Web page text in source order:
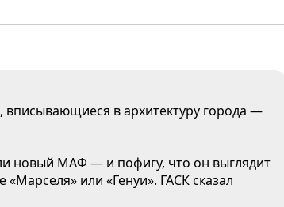
вписывающиеся в архитектуру города —
новый МАФ — и пофигу, что он выглядит
или «Генуи». ГАСК сказал